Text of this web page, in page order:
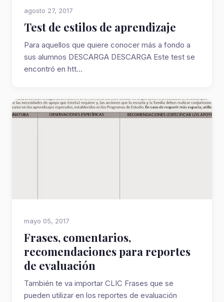
agosto 27, 2017
Test de estilos de aprendizaje
Para aquellos que quiere conocer más a fondo a
sus alumnos DESCARGA DESCARGA Este test se
encontró en htt...
mayo 05, 2017
Frases, comentarios,
recomendaciones para reportes
de evaluación
También te va importar CLIC Frases que se
pueden utilizar en los reportes de evaluación